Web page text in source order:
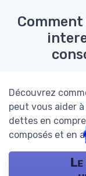
Découvrez
peut vous aider
dettes en
composés et en